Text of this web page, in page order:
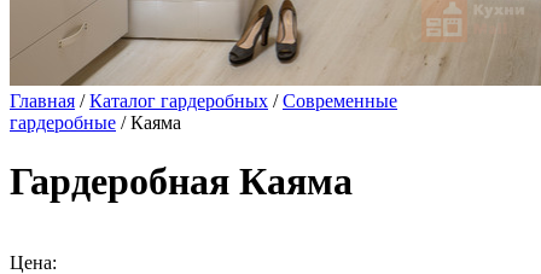
Главная /Каталог гардеробных /Современные
гардеробные / Каяма
Гардеробная Каяма
Цена: